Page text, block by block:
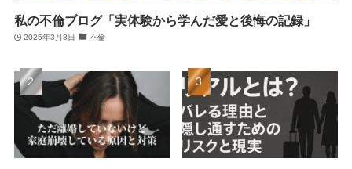
私の不倫ブログ「実体験から学んだ愛と後悔の記録」
2025年3月8日 不倫